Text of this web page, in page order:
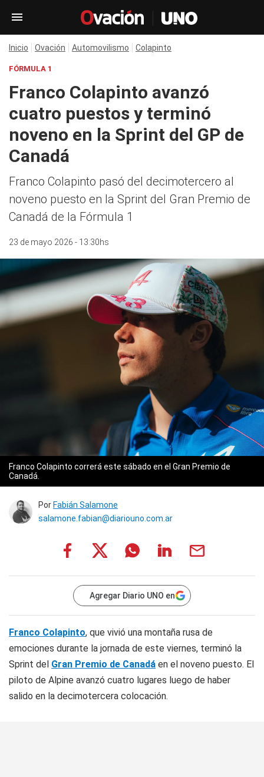
Inicio Ovación Automovilismo Colapinto
FÓRMULA 1
Franco Colapinto avanzó
cuatro puestos y terminó
noveno en la Sprint del GP de
Canadá
Franco Colapinto pasó del decimotercero al
noveno puesto en la Sprint del Gran Premio de
Canadá de la Fórmula 1
23 de mayo 2026 - 13:30hs
Franco Colapinto correrá este sábado en el Gran Premio de
Canadá.
Por Fabián Salamone
salamone.fabian@diariouno.com.ar
Agregar Diario UNO en
Franco Colapinto, que vivió una montaña rusa de
emociones durante la jornada de este viernes, terminó la
Sprint del Gran Premio de Canadá en el noveno puesto. El
piloto de Alpine avanzó cuatro lugares luego de haber
salido en la decimotercera colocación.